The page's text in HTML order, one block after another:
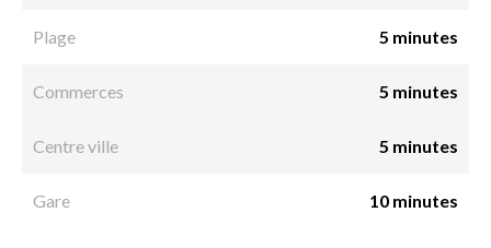
Plage 5 minutes
Commerces 5 minutes
Centre ville 5 minutes
Gare 10 minutes